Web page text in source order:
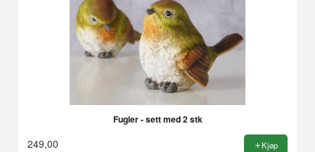
Fugler - sett med 2 stk
249,00 Kjøp